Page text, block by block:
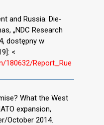
and Russia. Die-
„NDC Research
dostępny w
<
180632/Report_Rue
What the West
expansion,
October 2014.